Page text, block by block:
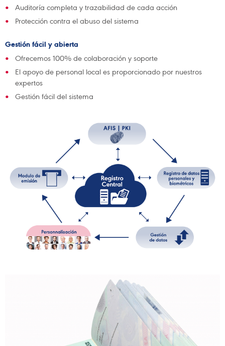
Auditoría completa y trazabilidad de cada acción
Protección contra el abuso del sistema
Gestión fácil y abierta
Ofrecemos 100% de colaboración y soporte
El apoyo de personal local es proporcionado por nuestros
expertos
Gestión fácil del sistema